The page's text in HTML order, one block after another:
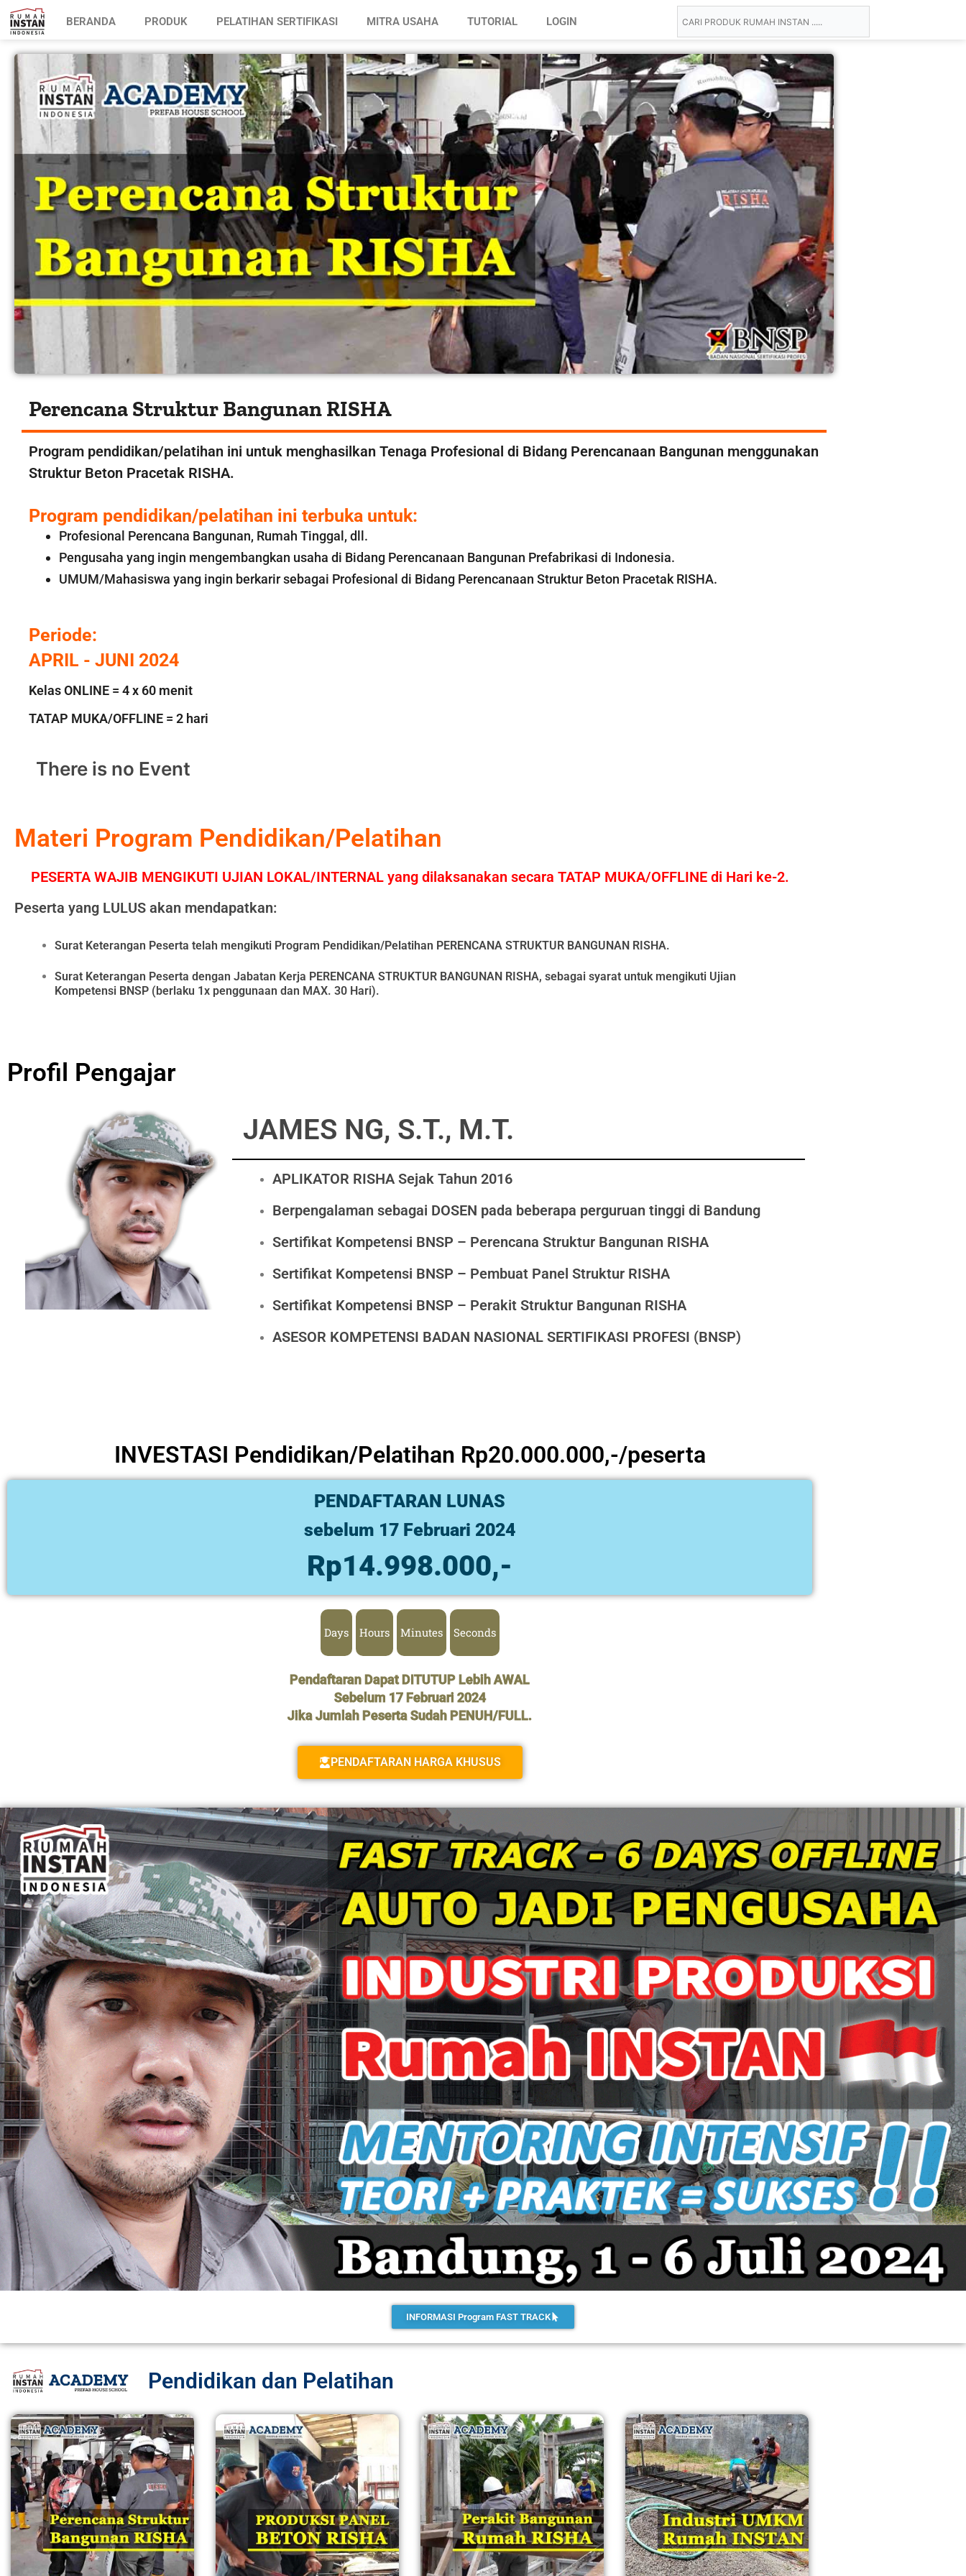
BERANDA PRODUK PELATIHAN SERTIFIKASI MITRA USAHA TUTORIAL LOGIN
Perencana Struktur Bangunan RISHA
Program pendidikan/pelatihan ini untuk menghasilkan Tenaga Profesional di Bidang Perencanaan Bangunan menggunakan
Struktur Beton Pracetak RISHA.
Program pendidikan/pelatihan ini terbuka untuk:
Profesional Perencana Bangunan, Rumah Tinggal, dll.
Pengusaha yang ingin mengembangkan usaha di Bidang Perencanaan Bangunan Prefabrikasi di Indonesia.
UMUM/Mahasiswa yang ingin berkarir sebagai Profesional di Bidang Perencanaan Struktur Beton Pracetak RISHA.
Periode:
APRIL - JUNI 2024
Kelas ONLINE = 4 x 60 menit
TATAP MUKA/OFFLINE = 2 hari
There is no Event
Materi Program Pendidikan/Pelatihan
PESERTA WAJIB MENGIKUTI UJIAN LOKAL/INTERNAL yang dilaksanakan secara TATAP MUKA/OFFLINE di Hari ke-2.
Peserta yang LULUS akan mendapatkan:
Surat Keterangan Peserta telah mengikuti Program Pendidikan/Pelatihan PERENCANA STRUKTUR BANGUNAN RISHA.
Surat Keterangan Peserta dengan Jabatan Kerja PERENCANA STRUKTUR BANGUNAN RISHA, sebagai syarat untuk mengikuti Ujian
Kompetensi BNSP (berlaku 1x penggunaan dan MAX. 30 Hari).
Profil Pengajar
JAMES NG, S.T., M.T.
APLIKATOR RISHA Sejak Tahun 2016
Berpengalaman sebagai DOSEN pada beberapa perguruan tinggi di Bandung
Sertifikat Kompetensi BNSP – Perencana Struktur Bangunan RISHA
Sertifikat Kompetensi BNSP – Pembuat Panel Struktur RISHA
Sertifikat Kompetensi BNSP – Perakit Struktur Bangunan RISHA
ASESOR KOMPETENSI BADAN NASIONAL SERTIFIKASI PROFESI (BNSP)
INVESTASI Pendidikan/Pelatihan Rp20.000.000,-/peserta
PENDAFTARAN LUNAS
sebelum 17 Februari 2024
Rp14.998.000,-
Days Hours Minutes Seconds
Pendaftaran Dapat DITUTUP Lebih AWAL
Sebelum 17 Februari 2024
Jika Jumlah Peserta Sudah PENUH/FULL.
PENDAFTARAN HARGA KHUSUS
INFORMASI Program FAST TRACK
Pendidikan dan Pelatihan